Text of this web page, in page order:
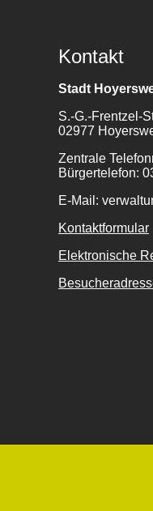
Kontakt
Stadt
S.-G.-Frentzel-
02977
Zentrale
Bürgertelefon:
E-Mail:
Kontaktformular
Elektronische